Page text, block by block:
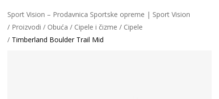
Sport Vision – Prodavnica Sportske opreme | Sport Vision
Proizvodi
Obuća Cipele i čizme
Cipele
Timberland Boulder Trail Mid